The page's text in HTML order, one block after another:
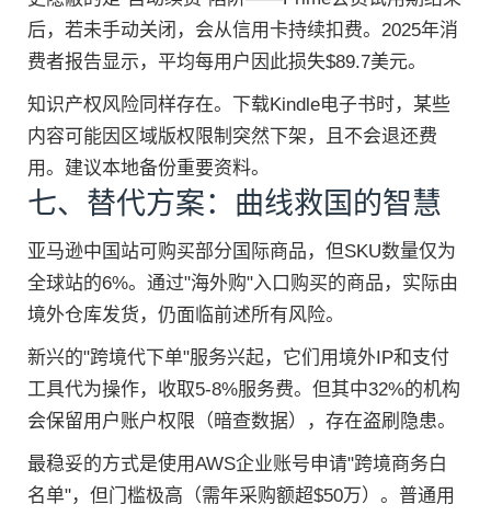
后，若未手动关闭，会从信用卡持续扣费。2025年消
费者报告显示，平均每用户因此损失$89.7美元。
知识产权风险同样存在。下载Kindle电子书时，某些
内容可能因区域版权限制突然下架，且不会退还费
用。建议本地备份重要资料。
七、替代方案：曲线救国的智慧
亚马逊中国站可购买部分国际商品，但SKU数量仅为
全球站的6%。通过"海外购"入口购买的商品，实际由
境外仓库发货，仍面临前述所有风险。
新兴的"跨境代下单"服务兴起，它们用境外IP和支付
工具代为操作，收取5-8%服务费。但其中32%的机构
会保留用户账户权限（暗查数据），存在盗刷隐患。
最稳妥的方式是使用AWS企业账号申请"跨境商务白
名单"，但门槛极高（需年采购额超$50万）。普通用